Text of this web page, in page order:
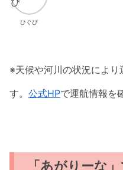
ひぐぴ
※天候や河川の状況により
す。 公式HPで運航情報を
「あがりーな